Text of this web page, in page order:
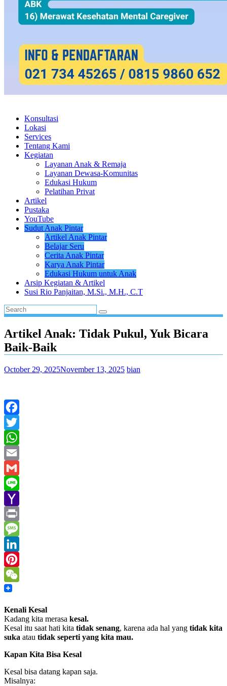
Konsultasi
Lokasi
Services
Tentang Kami
Kegiatan
Layanan Anak & Remaja
Layanan Dewasa-Komunitas
Edukasi Hukum
Pelatihan Privat
Artikel
Pustaka
YouTube
Sudut Anak Pintar
Artikel Anak Pintar
Belajar Seru
Cerita Anak Pintar
Karya Anak Pintar
Edukasi Hukum untuk Anak
Arsip Kegiatan & Artikel
Susi Rio Panjaitan, M.Si., M.H., C.T
Artikel Anak: Tidak Pukul, Yuk Bicara
Baik-Baik
October 29, 2025November 13, 2025 bian
Facebook
Twitter
WhatsApp
Email
Gmail
Line
Yahoo
Mail
Print
Message
LinkedIn
Pinterest
WeChat
Kenali Kesal
Kadang kita merasa kesal.
Kesal itu saat hati kita tidak senang, karena ada hal yang tidak kita
suka atau tidak seperti yang kita mau.
Kapan Kita Bisa Kesal
Kesal bisa datang kapan saja.
Misalnya: